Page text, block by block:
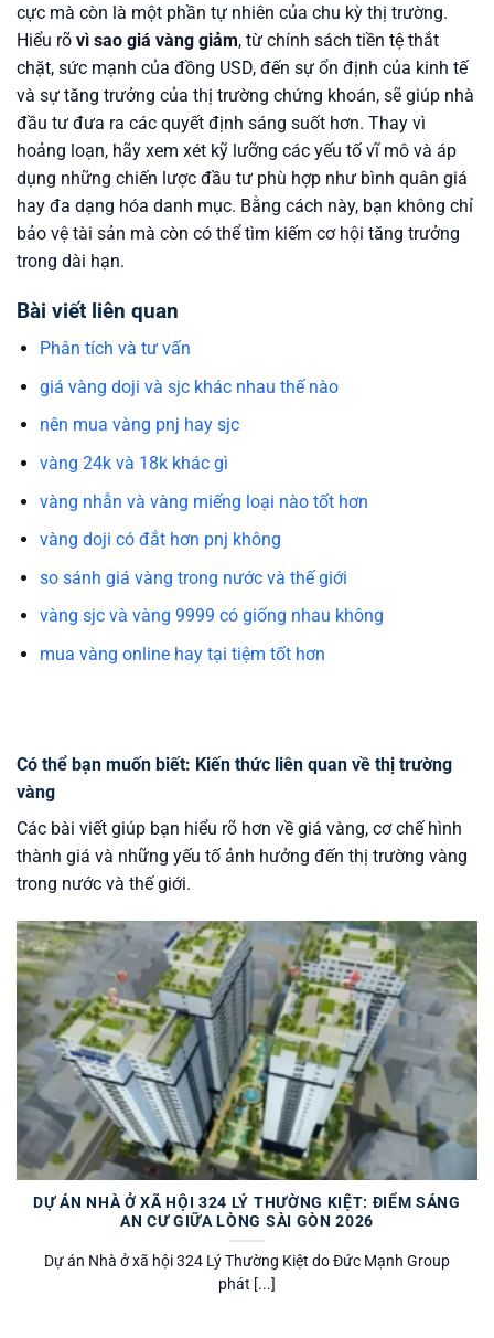
cực mà còn là một phần tự nhiên của chu kỳ thị trường.
Hiểu rõ vì sao giá vàng giảm, từ chính sách tiền tệ thắt
chặt, sức mạnh của đồng USD, đến sự ổn định của kinh tế
và sự tăng trưởng của thị trường chứng khoán, sẽ giúp nhà
đầu tư đưa ra các quyết định sáng suốt hơn. Thay vì
hoảng loạn, hãy xem xét kỹ lưỡng các yếu tố vĩ mô và áp
dụng những chiến lược đầu tư phù hợp như bình quân giá
hay đa dạng hóa danh mục. Bằng cách này, bạn không chỉ
bảo vệ tài sản mà còn có thể tìm kiếm cơ hội tăng trưởng
trong dài hạn.
Bài viết liên quan
Phân tích và tư vấn
giá vàng doji và sjc khác nhau thế nào
nên mua vàng pnj hay sjc
vàng 24k và 18k khác gì
vàng nhẫn và vàng miếng loại nào tốt hơn
vàng doji có đắt hơn pnj không
so sánh giá vàng trong nước và thế giới
vàng sjc và vàng 9999 có giống nhau không
mua vàng online hay tại tiệm tốt hơn
Có thể bạn muốn biết: Kiến thức liên quan về thị trường
vàng
Các bài viết giúp bạn hiểu rõ hơn về giá vàng, cơ chế hình
thành giá và những yếu tố ảnh hưởng đến thị trường vàng
trong nước và thế giới.
DỰ ÁN NHÀ Ở XÃ HỘI 324 LÝ THƯỜNG KIỆT: ĐIỂM SÁNG
AN CƯ GIỮA LÒNG SÀI GÒN 2026
Dự án Nhà ở xã hội 324 Lý Thường Kiệt do Đức Mạnh Group
phát [...]